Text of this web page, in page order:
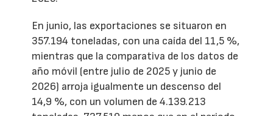
En junio, las exportaciones se situaron en
357.194 toneladas, con una caída del 11,5 %,
mientras que la comparativa de los datos de
año móvil (entre julio de 2025 y junio de
2026) arroja igualmente un descenso del
14,9 %, con un volumen de 4.139.213